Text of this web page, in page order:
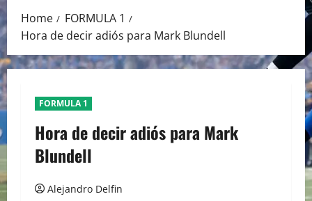
Home
FORMULA 1
Hora de decir adiós para Mark Blundell
FORMULA 1
Hora de decir adiós para Mark
Blundell
Alejandro Delfin